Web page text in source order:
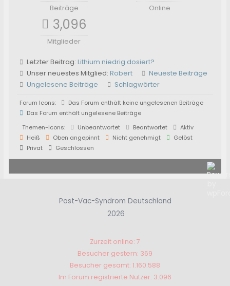
Beiträge Online
3,096
Mitglieder
Letzter Beitrag: Lithium niedrig dosiert?
Unser neuestes Mitglied: Robert
Neueste Beiträge
Ungelesene Beiträge
Schlagwörter
Forum Icons:
Das Forum enthält keine ungelesenen Beiträge
Das Forum enthält ungelesene Beiträge
Themen-Icons:
Unbeantwortet Beantwortet
Aktiv
Heiß
Oben angepinnt Nicht genehmigt
Gelöst
Privat
Geschlossen
Post-Vac-Syndrom Deutschland
2026
Zurzeit online: 7
Besucher gestern: 369
Besucher gesamt: 1.160.588
Im Forum registrierte Nutzer: 3.096